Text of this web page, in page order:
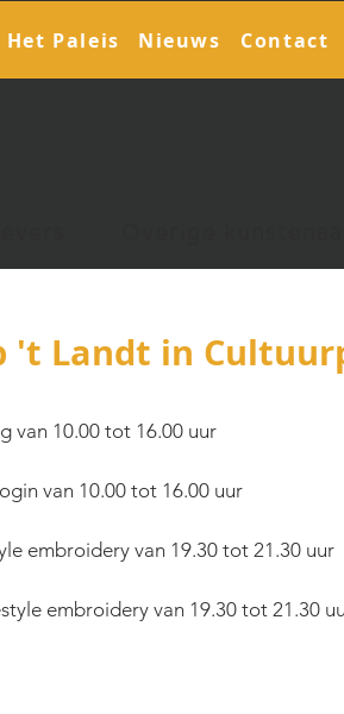
Het Paleis Nieuws Contact
't Landt in
van 10.00 tot 16.00 uur
van 10.00 tot 16.00 uur
embroidery van 19.30 tot 21.30 uur
embroidery van 19.30 tot 21.30